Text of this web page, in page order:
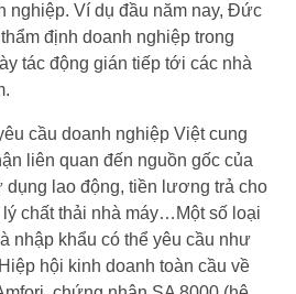
nghiệp. Ví dụ đầu năm nay, Đức
định doanh nghiệp trong
tác động gián tiếp tới các nhà
cầu doanh nghiệp Việt cung
liên quan đến nguồn gốc của
dụng lao động, tiền lương trả cho
chất thải nhà máy…Một số loại
nhập khẩu có thể yêu cầu như
hội kinh doanh toàn cầu về